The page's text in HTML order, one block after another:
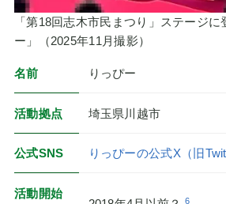
「第18回志木市民まつり」ステージ
ー」（2025年11月撮影）
名前 りっぴー
活動拠点 埼玉県川越市
公式SNS りっぴーの公式X（旧
活動開始
6